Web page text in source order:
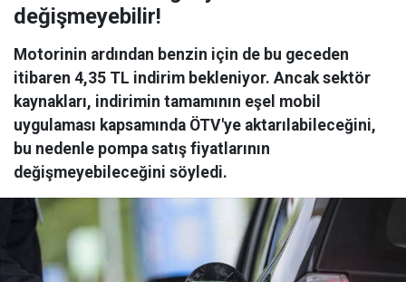
değişmeyebilir!
Motorinin ardından benzin için de bu geceden
itibaren 4,35 TL indirim bekleniyor. Ancak sektör
kaynakları, indirimin tamamının eşel mobil
uygulaması kapsamında ÖTV'ye aktarılabileceğini,
bu nedenle pompa satış fiyatlarının
değişmeyebileceğini söyledi.